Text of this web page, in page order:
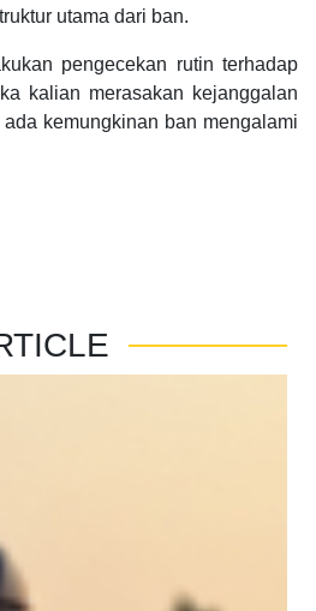
utama dari ban.
pengecekan rutin terhadap
kalian merasakan kejanggalan
kemungkinan ban mengalami